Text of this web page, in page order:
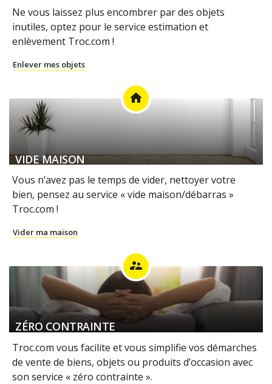
Ne vous laissez plus encombrer par des objets
inutiles, optez pour le service estimation et
enlèvement Troc.com !
Enlever mes objets
home
VIDE MAISON
Vous n’avez pas le temps de vider, nettoyer votre
bien, pensez au service « vide maison/débarras »
Troc.com !
Vider ma maison
supervisor_account
ZÉRO CONTRAINTE
Troc.com vous facilite et vous simplifie vos démarches
de vente de biens, objets ou produits d’occasion avec
son service « zéro contrainte ».